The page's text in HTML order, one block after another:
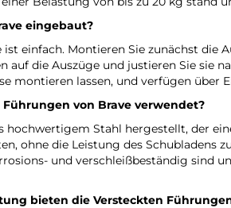
eingebaut?
einfach. Montieren Sie zunächst die
auf die Auszüge und justieren Sie sie
montieren lassen, und verfügen
von Brave verwendet?
hochwertigem Stahl hergestellt, der
ohne die Leistung des Schubladens
und verschleißbeständig sind
bieten die Versteckten